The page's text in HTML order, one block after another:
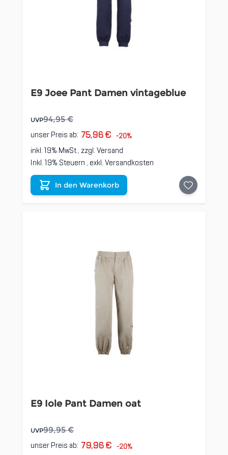
E9 Joee Pant Damen vintageblue
UVP94,95 €
unser Preis ab: 75,96 € -20%
inkl. 19% MwSt., zzgl.Versand
Inkl. 19% Steuern , exkl.Versandkosten
In den Warenkorb
E9 Iole Pant Damen oat
UVP99,95 €
unser Preis ab: 79,96 € -20%